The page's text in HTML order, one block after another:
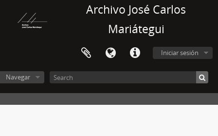
Archivo José Carlos
Mariátegui
Iniciar sesión
Navegar